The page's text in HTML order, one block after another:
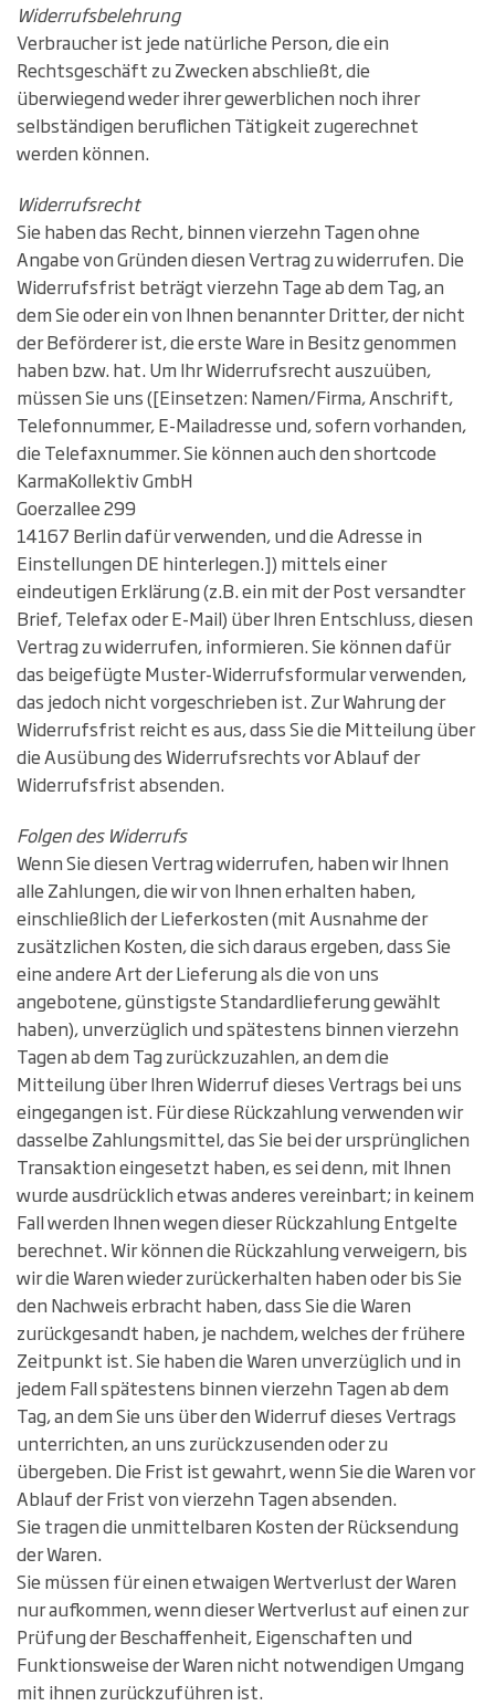
Widerrufsbelehrung
Verbraucher ist jede natürliche Person, die ein
Rechtsgeschäft zu Zwecken abschließt, die
überwiegend weder ihrer gewerblichen noch ihrer
selbständigen beruflichen Tätigkeit zugerechnet
werden können.
Widerrufsrecht
Sie haben das Recht, binnen vierzehn Tagen ohne
Angabe von Gründen diesen Vertrag zu widerrufen. Die
Widerrufsfrist beträgt vierzehn Tage ab dem Tag, an
dem Sie oder ein von Ihnen benannter Dritter, der nicht
der Beförderer ist, die erste Ware in Besitz genommen
haben bzw. hat. Um Ihr Widerrufsrecht auszuüben,
müssen Sie uns ([Einsetzen: Namen/Firma, Anschrift,
Telefonnummer, E-Mailadresse und, sofern vorhanden,
die Telefaxnummer. Sie können auch den shortcode
KarmaKollektiv GmbH
Goerzallee 299
14167 Berlin dafür verwenden, und die Adresse in
Einstellungen DE hinterlegen.]) mittels einer
eindeutigen Erklärung (z.B. ein mit der Post versandter
Brief, Telefax oder E-Mail) über Ihren Entschluss, diesen
Vertrag zu widerrufen, informieren. Sie können dafür
das beigefügte Muster-Widerrufsformular verwenden,
das jedoch nicht vorgeschrieben ist. Zur Wahrung der
Widerrufsfrist reicht es aus, dass Sie die Mitteilung über
die Ausübung des Widerrufsrechts vor Ablauf der
Widerrufsfrist absenden.
Folgen des Widerrufs
Wenn Sie diesen Vertrag widerrufen, haben wir Ihnen
alle Zahlungen, die wir von Ihnen erhalten haben,
einschließlich der Lieferkosten (mit Ausnahme der
zusätzlichen Kosten, die sich daraus ergeben, dass Sie
eine andere Art der Lieferung als die von uns
angebotene, günstigste Standardlieferung gewählt
haben), unverzüglich und spätestens binnen vierzehn
Tagen ab dem Tag zurückzuzahlen, an dem die
Mitteilung über Ihren Widerruf dieses Vertrags bei uns
eingegangen ist. Für diese Rückzahlung verwenden wir
dasselbe Zahlungsmittel, das Sie bei der ursprünglichen
Transaktion eingesetzt haben, es sei denn, mit Ihnen
wurde ausdrücklich etwas anderes vereinbart; in keinem
Fall werden Ihnen wegen dieser Rückzahlung Entgelte
berechnet. Wir können die Rückzahlung verweigern, bis
wir die Waren wieder zurückerhalten haben oder bis Sie
den Nachweis erbracht haben, dass Sie die Waren
zurückgesandt haben, je nachdem, welches der frühere
Zeitpunkt ist. Sie haben die Waren unverzüglich und in
jedem Fall spätestens binnen vierzehn Tagen ab dem
Tag, an dem Sie uns über den Widerruf dieses Vertrags
unterrichten, an uns zurückzusenden oder zu
übergeben. Die Frist ist gewahrt, wenn Sie die Waren vor
Ablauf der Frist von vierzehn Tagen absenden.
Sie tragen die unmittelbaren Kosten der Rücksendung
der Waren.
Sie müssen für einen etwaigen Wertverlust der Waren
nur aufkommen, wenn dieser Wertverlust auf einen zur
Prüfung der Beschaffenheit, Eigenschaften und
Funktionsweise der Waren nicht notwendigen Umgang
mit ihnen zurückzuführen ist.